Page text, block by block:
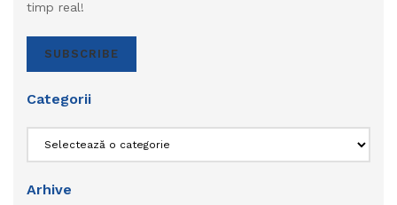
timp real!
SUBSCRIBE
Categorii
Arhive